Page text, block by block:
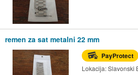
remen za sat metalni 22 mm
PayProtect
Lokacija:Slavonski